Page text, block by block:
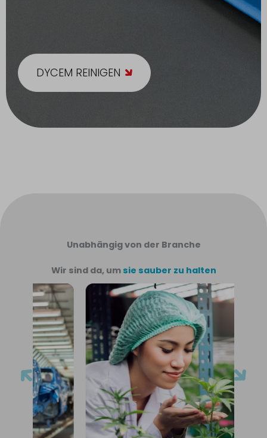
DYCEM REINIGEN
Unabhängig von der Branche
Wir sind da, umsie sauber zu halten